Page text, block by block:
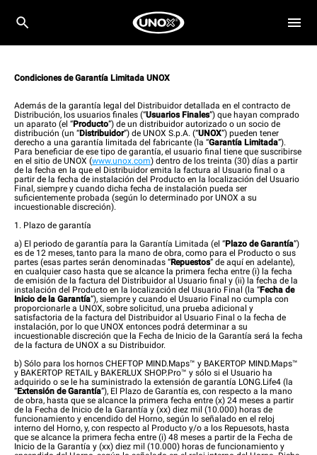
Condiciones de Garantía Limitada UNOX
Además de la garantía legal del Distribuidor detallada en el contracto de
Distribución, los usuarios finales (“Usuarios Finales”) que hayan comprado
un aparato (el “Producto”) de un distribuidor autorizado o un socio de
distribución (un “Distribuidor”) de UNOX S.p.A. (“UNOX”) pueden tener
derecho a una garantía limitada del fabricante (la “Garantía Limitada”).
Para beneficiar de ese tipo de garantía, el usuario final tiene que suscribirse
en el sitio de UNOX (www.unox.com) dentro de los treinta (30) días a partir
de la fecha en la que el Distribuidor emita la factura al Usuario final o a
partir de la fecha de instalación del Producto en la localización del Usuario
Final, siempre y cuando dicha fecha de instalación pueda ser
suficientemente probada (según lo determinado por UNOX a su
incuestionable discreción).
1. Plazo de garantía
a) El periodo de garantía para la Garantía Limitada (el “Plazo de Garantía”)
es de 12 meses, tanto para la mano de obra, como para el Producto o sus
partes (esas partes serán denominadas “Repuestos” de aquí en adelante),
en cualquier caso hasta que se alcance la primera fecha entre (i) la fecha
de emisión de la factura del Distribuidor al Usuario final y (ii) la fecha de la
instalación del Producto en la localización del Usuario Final (la “Fecha de
Inicio de la Garantía”), siempre y cuando el Usuario Final no cumpla con
proporcionarle a UNOX, sobre solicitud, una prueba adicional y
satisfactoria de la factura del Distribuidor al Usuario Final o la fecha de
instalación, por lo que UNOX entonces podrá determinar a su
incuestionable discreción que la Fecha de Inicio de la Garantía será la fecha
de la factura de UNOX a su Distribuidor.
b) Sólo para los hornos CHEFTOP MIND.Maps™ y BAKERTOP MIND.Maps™
y BAKERTOP RETAIL y BAKERLUX SHOP.Pro™ y sólo si el Usuario ha
adquirido o se le ha suministrado la extensión de garantía LONG.Life4 (la
“Extensión de Garantía”), El Plazo de Garantía es, con respecto a la mano
de obra, hasta que se alcance la primera fecha entre (x) 24 meses a partir
de la Fecha de Inicio de la Garantía y (xx) diez mil (10.000) horas de
funcionamiento y encendido del Horno, según lo señalado en el reloj
interno del Horno, y, con respecto al Producto y/o a los Repuesots, hasta
que se alcance la primera fecha entre (i) 48 meses a partir de la Fecha de
Inicio de la Garantía y (xx) diez mil (10.000) horas de funcionamiento y